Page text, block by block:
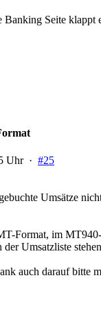
Seite klappt
Uhr · #25
Umsätze
Format, im
Umsatzliste
auch darauf bitte